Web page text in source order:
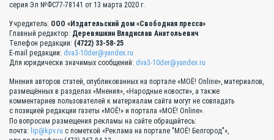
серия Эл №ФС77-78141 от 13 марта 2020 г.
Учредитель: ООО «Издательский дом «Свободная пресса»
Главный редактор: Деревяшкин Владислав Анатольевич
Телефон редакции: (4722) 33-58-25
E-mail редакции: dva3-10der@yandex.ru
Для юридически значимых сообщений: dva3-10der@yandex.ru
Мнения авторов статей, опубликованных на портале «МОЁ! Online», материалов,
размещённых в разделах «Мнения», «Народные новости», а также
комментариев пользователей к материалам сайта могут не совпадать
с позицией редакции газеты «МОЁ!» и портала «МОЁ! Online».
По вопросам размещения рекламы на сайте обращайтесь:
почта: lip@kpv.ru с пометкой «Реклама на портале "МОЁ! Белгород"»,